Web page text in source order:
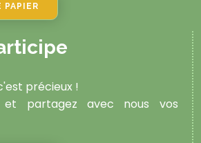
PAPIER
précieux !
et partagez avec nous vos